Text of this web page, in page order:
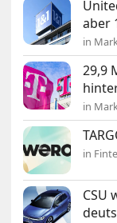
aber
in
29,9
in
in
CSU